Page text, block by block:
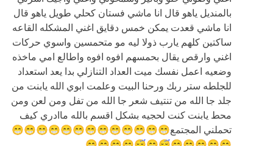
بالمنديل ياهو قال انا ماشي فستان كحلي طويل ياهو قال
انا ماشي قعدت يمكن خمس دقايق اغني المشكله القاعه
ساكتين كلهم يارب ذولا ليه مو متحمسين واسوي حركات
اغني وارقص يقال بحمسهم افوه افوه واطالع امي ماخذه
وضعيه اعمل نفسك ميت العداد التنازلي بدا يعد استعداد
للجلطه ستر ربك ورحنا البيت وعلمت ابوي الله يابنت من
جلد جا الله من تنتيف شعر جا الله من تفل ومن لعن ومن
محط يابنت كنت لحجيه بشكل اقسم بالله ماادري كيف
تحملني المجتمع😁😁😁😁😁😁😁😁😁😁😁😁😁